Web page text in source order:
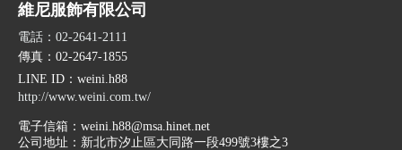
維尼服飾有限公司
電話：02-2641-2111
傳真：02-2647-1855
LINE ID ：weini.h88
http://www.weini.com.tw/
電子信箱： weini.h88@msa.hinet.net
公司地址： 新北市汐止區大同路一段499號3樓之3